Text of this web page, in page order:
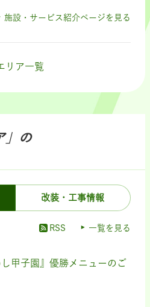
施設・サービス紹介ページを見る
リア一覧
」の
改装・工事情報
RSS 一覧を見る
甲子園』優勝メニューのご